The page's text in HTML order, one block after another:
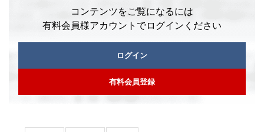
コンテンツをご覧になるには
有料会員様アカウントでログインください
ログイン
有料会員登録